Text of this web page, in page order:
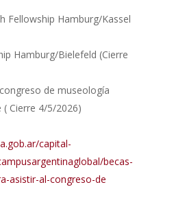
Fellowship Hamburg/Kassel
Hamburg/Bielefeld (Cierre
de museología
Cierre 4/5/2026)
capital-
becas-
asistir-al-congreso-de